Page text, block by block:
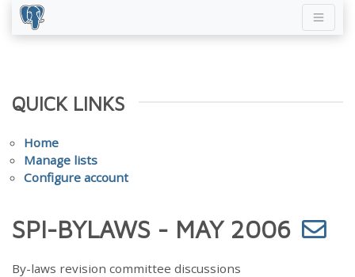
QUICK LINKS
Home
Manage lists
Configure account
SPI-BYLAWS - MAY 2006
By-laws revision committee discussions